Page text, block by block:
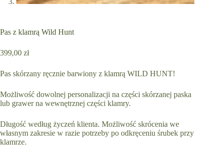
Pas z klamrą Wild Hunt
399,00 zł
Pas skórzany ręcznie barwiony z klamrą WILD HUNT!
Możliwość dowolnej personalizacji na części skórzanej paska
lub grawer na wewnętrznej części klamry.
Długość według życzeń klienta. Możliwość skrócenia we
własnym zakresie w razie potrzeby po odkręceniu śrubek przy
klamrze.